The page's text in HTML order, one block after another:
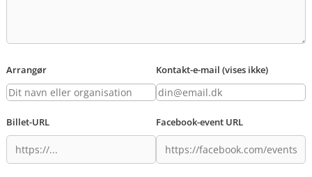
Arrangør Kontakt-e-mail (vises ikke)
Billet-URL Facebook-event URL